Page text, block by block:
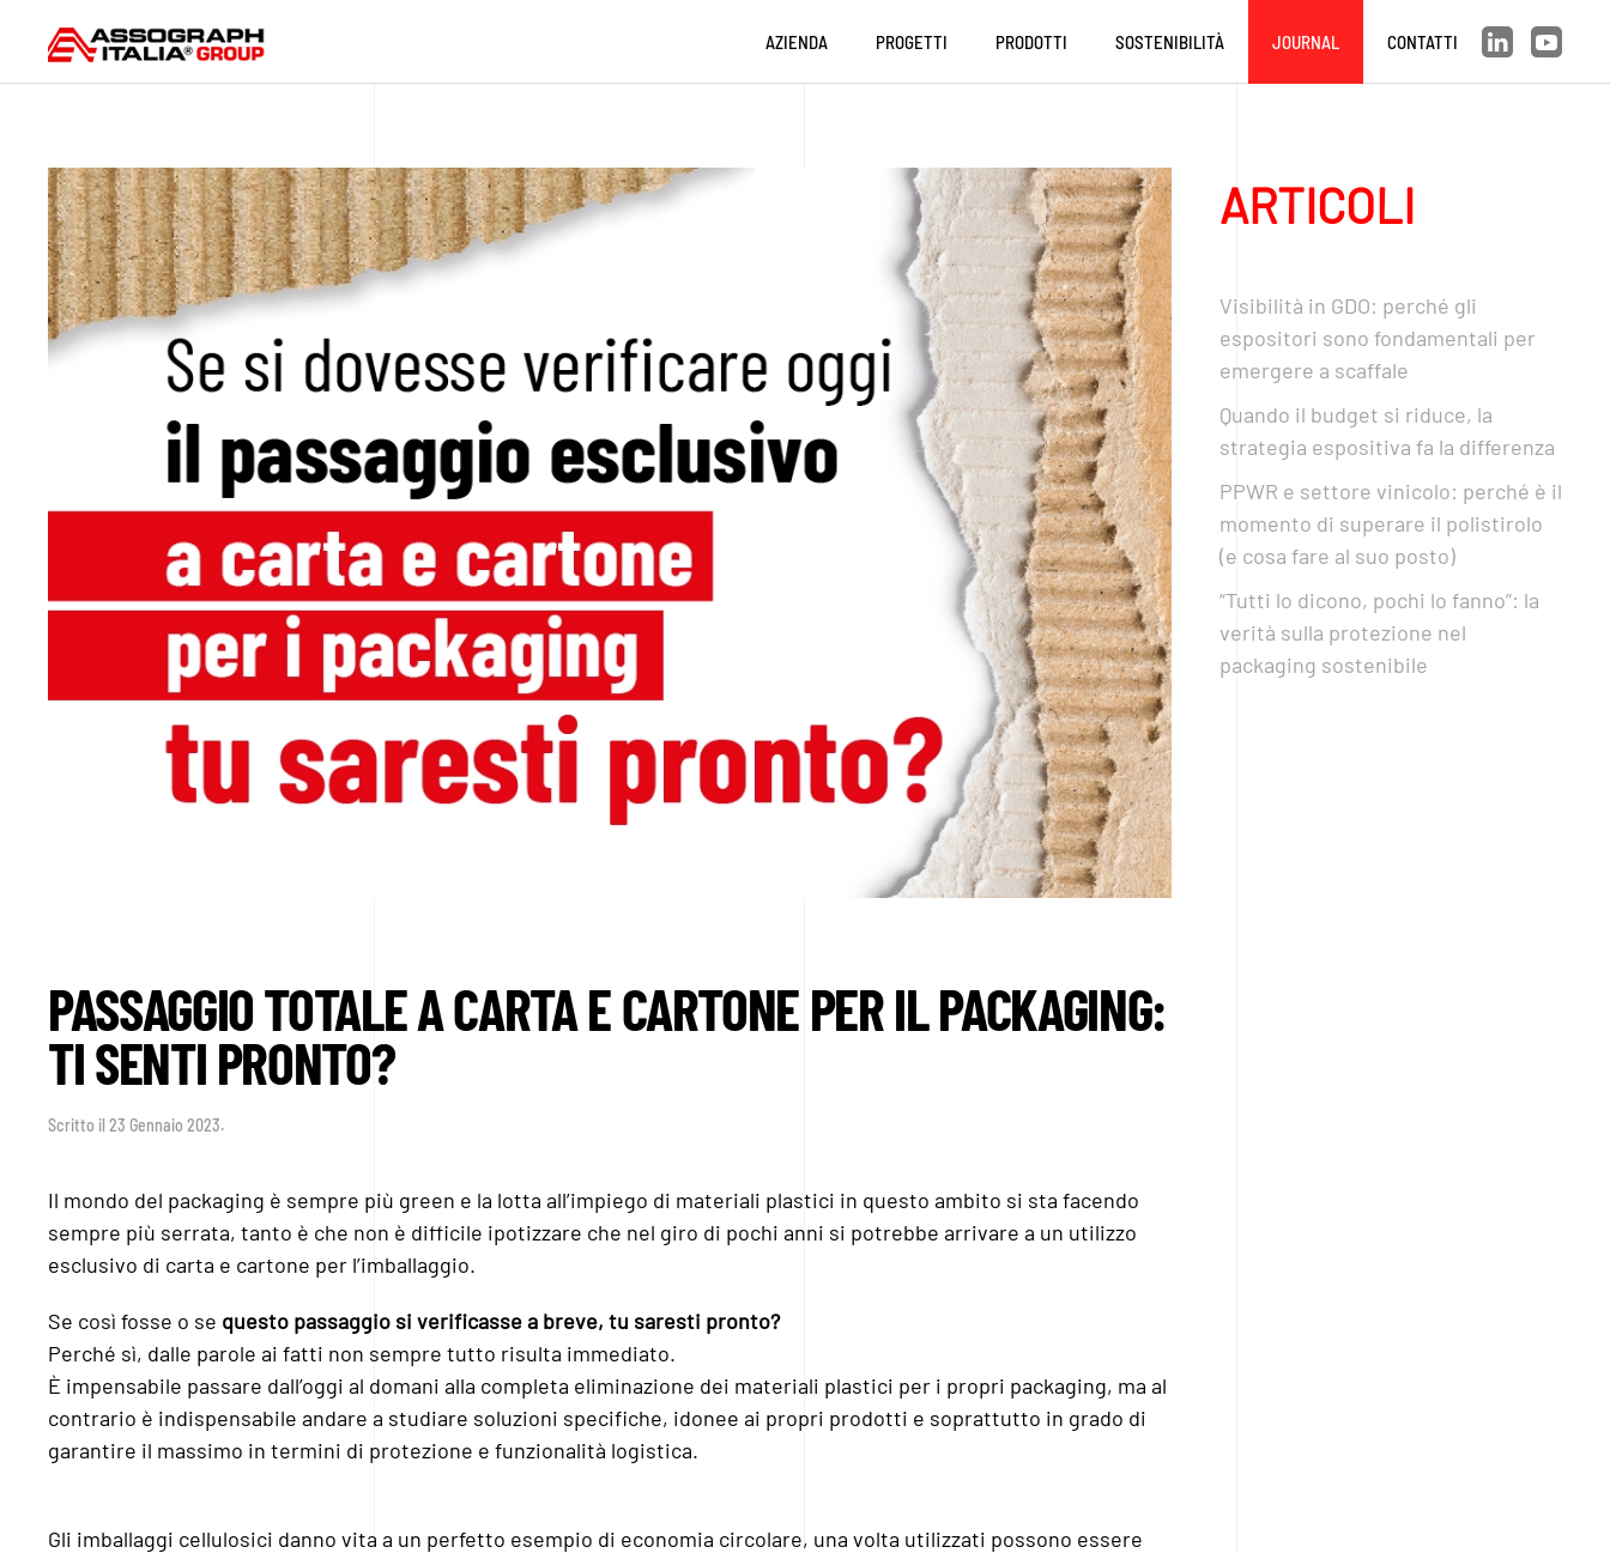
Skip to main content
AZIENDA PROGETTI PRODOTTI SOSTENIBILITÀ JOURNAL CONTATTI
PASSAGGIO TOTALE A CARTA E CARTONE PER IL PACKAGING:
TI SENTI PRONTO?
Scritto il 23 Gennaio 2023.
Il mondo del packaging è sempre più green e la lotta all’impiego di materiali plastici in questo ambito si sta facendo
sempre più serrata, tanto è che non è difficile ipotizzare che nel giro di pochi anni si potrebbe arrivare a un utilizzo
esclusivo di carta e cartone per l’imballaggio.
Se così fosse o se questo passaggio si verificasse a breve, tu saresti pronto?
Perché sì, dalle parole ai fatti non sempre tutto risulta immediato.
È impensabile passare dall’oggi al domani alla completa eliminazione dei materiali plastici per i propri packaging, ma al
contrario è indispensabile andare a studiare soluzioni specifiche, idonee ai propri prodotti e soprattutto in grado di
garantire il massimo in termini di protezione e funzionalità logistica.
Gli imballaggi cellulosici danno vita a un perfetto esempio di economia circolare, una volta utilizzati possono essere
ARTICOLI
Visibilità in GDO: perché gli
espositori sono fondamentali per
emergere a scaffale
Quando il budget si riduce, la
strategia espositiva fa la differenza
PPWR e settore vinicolo: perché è il
momento di superare il polistirolo
(e cosa fare al suo posto)
“Tutti lo dicono, pochi lo fanno”: la
verità sulla protezione nel
packaging sostenibile